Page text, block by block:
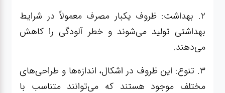
2. بهداشت: ظروف یکبار مصرف معمولاً در شرایط
بهداشتی تولید می‌شوند و خطر آلودگی را کاهش
می‌دهند.
3. تنوع: این ظروف در اشکال، اندازه‌ها و طراحی‌های
مختلف موجود هستند که می‌توانند متناسب با